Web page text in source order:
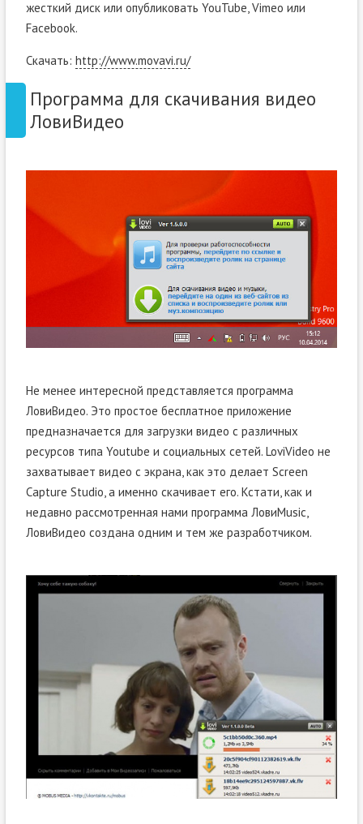
жесткий диск или опубликовать YouTube, Vimeo или
Facebook.
Скачать: http://www.movavi.ru/
Программа для скачивания видео
ЛовиВидео
Не менее интересной представляется программа
ЛовиВидео. Это простое бесплатное приложение
предназначается для загрузки видео с различных
ресурсов типа Youtube и социальных сетей. LoviVideo не
захватывает видео с экрана, как это делает Screen
Capture Studio, а именно скачивает его. Кстати, как и
недавно рассмотренная нами программа ЛовиMusic,
ЛовиВидео создана одним и тем же разработчиком.